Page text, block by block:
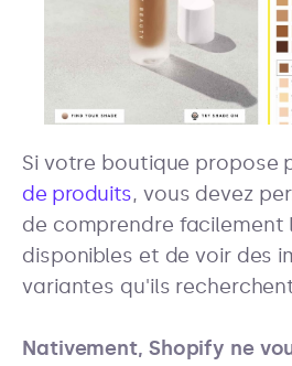
Si votre boutique propose
de produits, vous devez
de comprendre facilement
disponibles et de voir des
variantes qu'ils
Nativement, Shopify ne